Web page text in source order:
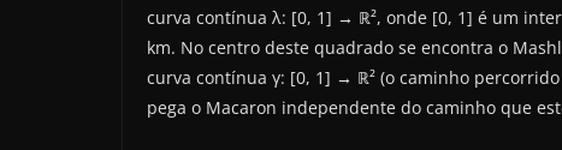
curva contínua λ: [0, 1] → ℝ², onde [0, 1] é um
km. No centro deste quadrado se encontra o
curva contínua γ: [0, 1] → ℝ² (o caminho
pega o Macaron independente do caminho que